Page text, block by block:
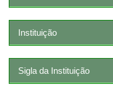
Instituição
Sigla da Instituição